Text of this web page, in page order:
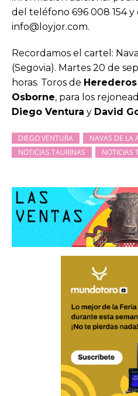
del teléfono 696 008 154
info@loyjor.com.
Recordamos el cartel:
(Segovia). Martes 20 de
horas. Toros de
Osborne, para los
Diego Ventura y David
DIEGO VENTURA
NAVAS DE LA
NOTICIAS TAURINAS
NOTICIAS